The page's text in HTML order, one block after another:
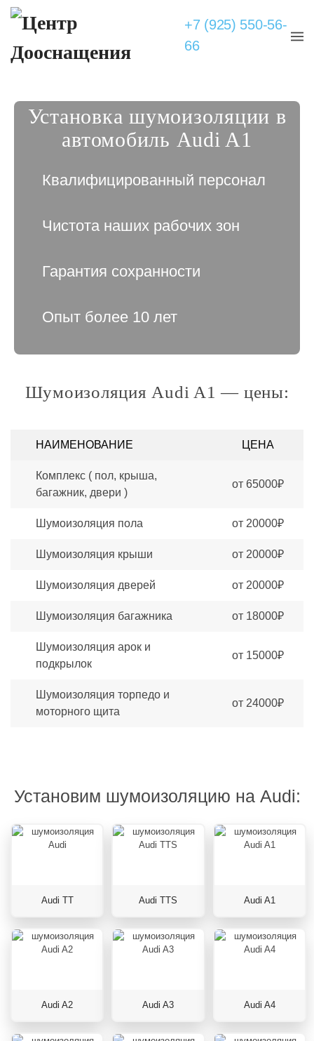
+7 (925) 550-56-
66
Установка шумоизоляции в
автомобиль Audi A1
Квалифицированный персонал
Чистота наших рабочих зон
Гарантия сохранности
Опыт более 10 лет
Шумоизоляция Audi A1 — цены:
НАИМЕНОВАНИЕ ЦЕНА
Комплекс ( пол, крыша,
багажник, двери )
от 65000₽
Шумоизоляция пола от 20000₽
Шумоизоляция крыши от 20000₽
Шумоизоляция дверей от 20000₽
Шумоизоляция багажника от 18000₽
Шумоизоляция арок и
подкрылок
от 15000₽
Шумоизоляция торпедо и
моторного щита
от 24000₽
Установим шумоизоляцию на Audi:
Audi TT Audi TTS Audi A1
Audi A2 Audi A3 Audi A4